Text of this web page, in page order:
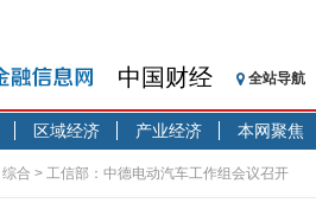
中国财经 全站导航
区域经济 产业经济 本网聚焦
综合 > 工信部：中德电动汽车工作组会议召开